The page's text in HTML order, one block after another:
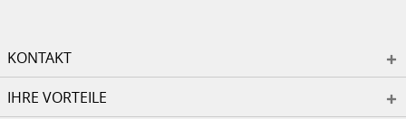
KONTAKT
IHRE VORTEILE